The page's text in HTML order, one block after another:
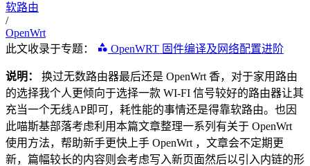
软路由
/
OpenWrt
此文收录于专题：
OpenWRT 固件编译及网络配置进阶
说明：
换过无数路由器最后还是 OpenWrt 香，对于家用路由
的选择我个人更倾向于选择一款 WI-FI 信号较好的路由器让其
充当一个无线AP即可，耗性能的事情还是得靠软路由。也因
此喵斯基部落考虑利用本篇文章整理一系列有关于 OpenWrt
使用方法，帮助新手更快上手 OpenWrt ，文章会不定期更
新，篇幅较长的内容则会考虑写入新页面然后以引入内链的形